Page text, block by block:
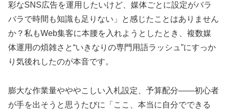
彩なSNS広告を運用したいけど、媒体ごとに設定がバラ
バラで時間も知識も足りない」と感じたことはありません
か？私もWeb集客に本腰を入れようとしたとき、複数媒
体運用の煩雑さと“いきなりの専門用語ラッシュ”にすっか
り気後れしたのが本音です。
膨大な作業量やややこしい入札設定、予算配分——初心者
が手を出そうと思うたびに「ここ、本当に自分でできる